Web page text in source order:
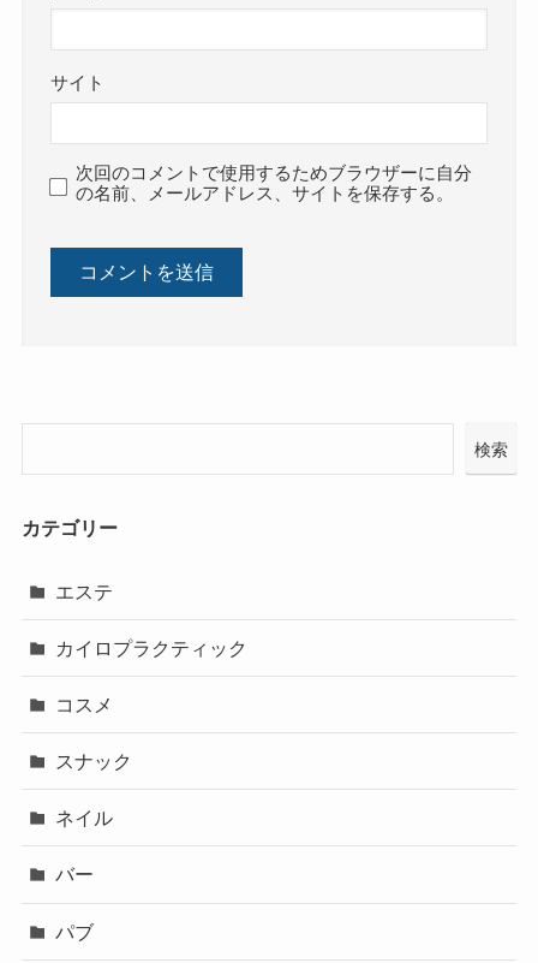
サイト
次回のコメントで使用するためブラウザーに自分
の名前、メールアドレス、サイトを保存する。
検索
カテゴリー
エステ
カイロプラクティック
コスメ
スナック
ネイル
バー
パブ